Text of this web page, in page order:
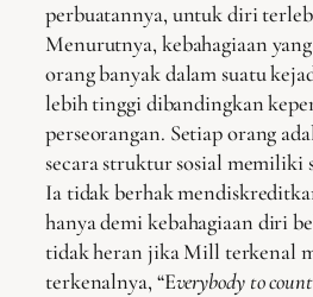
perbuatannya, untuk diri
Menurutnya, kebahagiaan
orang banyak dalam suatu
lebih tinggi dibandingkan
perseorangan. Setiap orang
secara struktur sosial memiliki
Ia tidak berhak
hanya demi kebahagiaan diri
tidak heran jika Mill terkenal
terkenalnya, “Everybody to